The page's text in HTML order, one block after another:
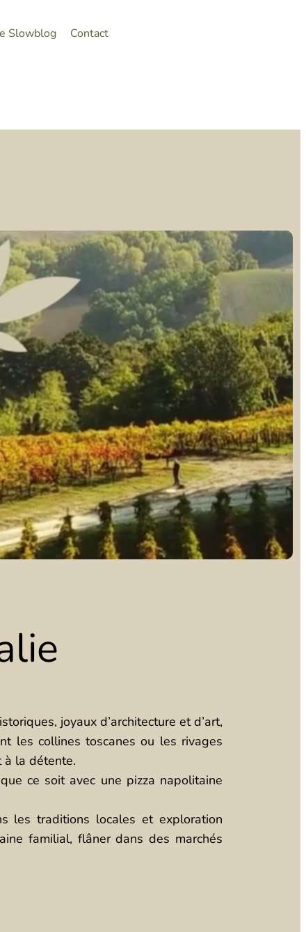
Slowblog Contact
joyaux d’architecture et d’art,
les collines toscanes ou les rivages
à la détente.
ce soit avec une pizza napolitaine
les traditions locales et exploration
familial, flâner dans des marchés